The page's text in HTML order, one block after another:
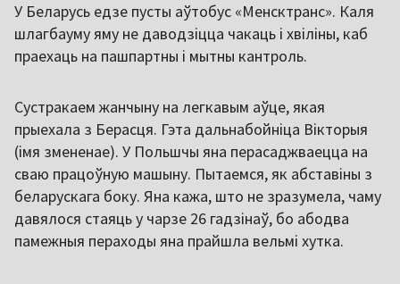
У Беларусь едзе пусты аўтобус «Менсктранс». Каля
шлагбауму яму не даводзіцца чакаць і хвіліны, каб
праехаць на пашпартны і мытны кантроль.
Сустракаем жанчыну на легкавым аўце, якая
прыехала з Берасця. Гэта дальнабойніца Вікторыя
(імя змененае). У Польшчы яна перасаджваецца на
сваю працоўную машыну. Пытаемся, як абставіны з
беларускага боку. Яна кажа, што не зразумела, чаму
давялося стаяць у чарзе 26 гадзінаў, бо абодва
памежныя пераходы яна прайшла вельмі хутка.